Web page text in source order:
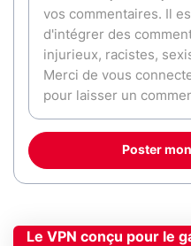
Poster
Le VPN conçu pour le